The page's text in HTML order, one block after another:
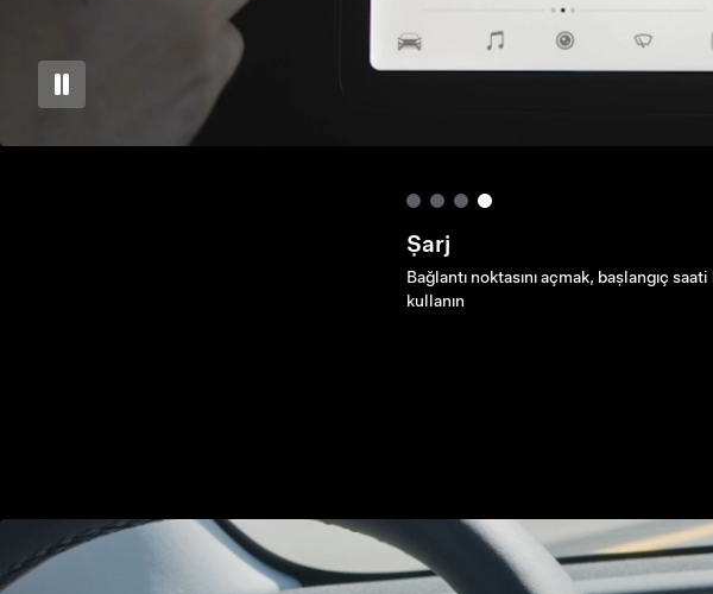
Şarj
Bağlantı noktasını açmak, başlangıç
kullanın